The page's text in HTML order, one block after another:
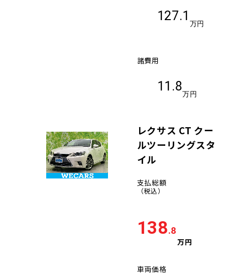
127.1
万円
諸費用
11.8
万円
レクサス CT クー
ルツーリングスタ
イル
支払総額
（税込）
138.8
万円
車両価格